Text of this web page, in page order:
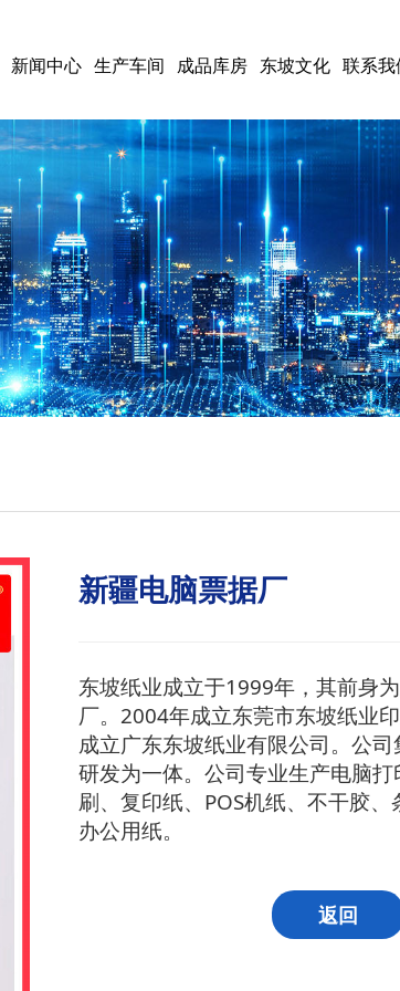
新闻中心 生产车间 成品库房 东坡文化 联系我
新疆电脑票据厂
东坡纸业成立于1999年，其前身
厂。2004年成立东莞市东坡纸业
成立广东东坡纸业有限公司。公司
研发为一体。公司专业生产电脑
刷、复印纸、POS机纸、不干胶
办公用纸。
返回